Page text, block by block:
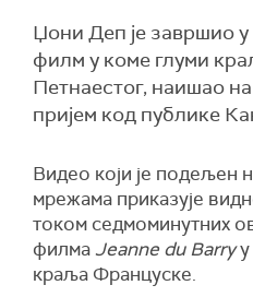
Џони Деп је завршио у
филм у коме глуми
Петнаестог, наишао
пријем код публике
Видео који је подељен
мрежама приказује
током седмоминутних
филма Jeanne du Barryу
краља Француске.